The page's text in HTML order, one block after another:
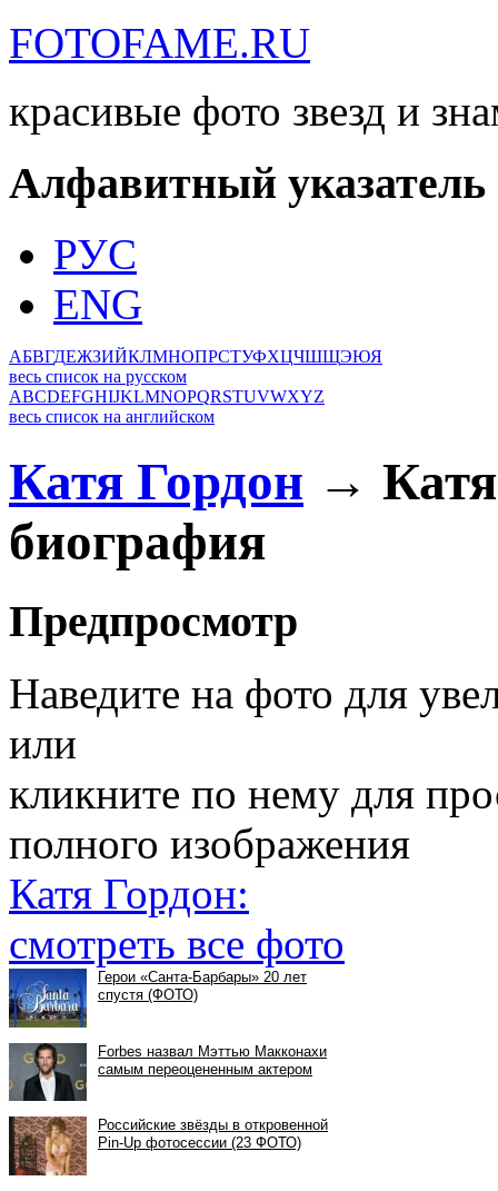
FOTOFAME.RU
красивые фото звезд и
Алфавитный указатель
РУС
ENG
АБВГДЕЖЗИЙКЛМНОПРСТУФХЦЧШЩЭЮЯ
весь список на русском
ABCDEFGHIJKLMNOPQRSTUVWXYZ
весь список на английском
Катя Гордон →
биография
Предпросмотр
Наведите на фото для
или
кликните по нему для
полного изображения
Катя Гордон:
смотреть все фото